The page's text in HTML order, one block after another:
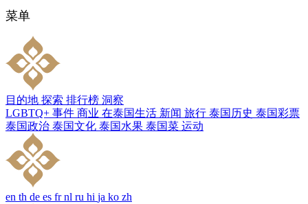
菜单
目的地 探索 排行榜 洞察
LGBTQ+ 事件 商业 在泰国生活 新闻 旅行 泰国历史 泰国彩票
泰国政治 泰国文化 泰国水果 泰国菜 运动
en th de es fr nl ru hi ja ko zh